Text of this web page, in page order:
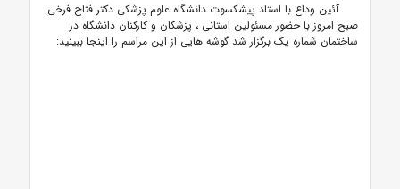
آئین وداع با استاد پیشکسوت دانشگاه علوم پزشکی دکتر فتاح فرخی
صبح امروز با حضور مسئولین استانی ، پزشکان و کارکنان دانشگاه در
ساختمان شماره یک برگزار شد گوشه هایی از این مراسم را اینجا ببینید: